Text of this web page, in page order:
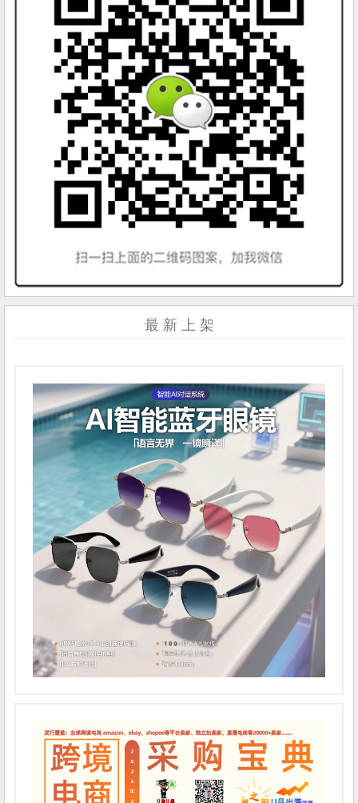
最 新 上 架